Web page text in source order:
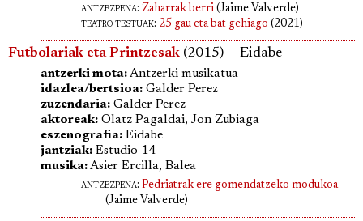
antzezpena: Zaharrak berri (Jaime Valverde)
teatro testuak: 25 gau eta bat gehiago (2021)
Futbolariak eta Printzesak (2015) — Eidabe
antzerki mota:Antzerki musikatua
idazlea/bertsioa: Galder Perez
zuzendaria: Galder Perez
aktoreak: Olatz Pagaldai, Jon Zubiaga
eszenografia: Eidabe
jantziak: Estudio 14
musika:Asier Ercilla, Balea
antzezpena: Pedriatrak ere gomendatzeko modukoa
(Jaime Valverde)